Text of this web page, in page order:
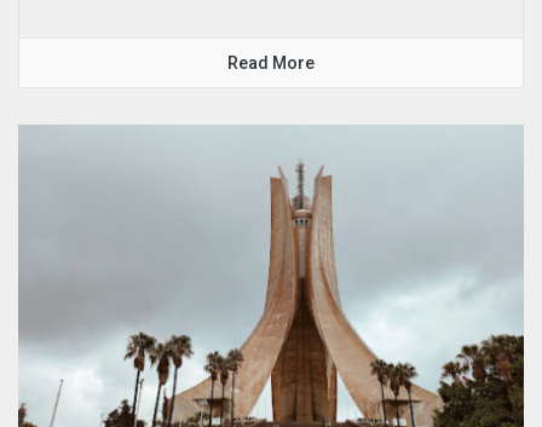
Read More